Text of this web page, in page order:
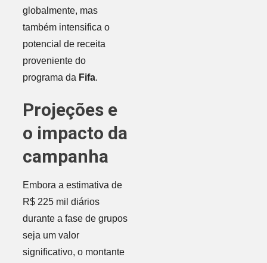
globalmente, mas
também intensifica o
potencial de receita
proveniente do
programa da Fifa.
Projeções e
o impacto da
campanha
Embora a estimativa de
R$ 225 mil diários
durante a fase de grupos
seja um valor
significativo, o montante